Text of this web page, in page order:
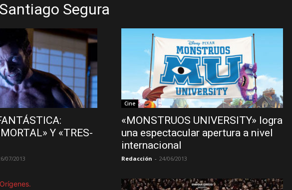
Segura
Y «TRES-
07/2013
Cine
«MONSTRUOS UNIVERSITY» logra
una espectacular apertura a nivel
internacional
Redacción - 24/06/2013